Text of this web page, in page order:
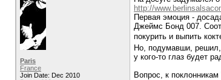
Paris
France
Join Date: Dec 2010
http://
Первая эмоция -
Джеймс Бонд 007.
покурить и выпить
Но, подумавши, решил,
у кого-то глаз будет
Вопрос, к